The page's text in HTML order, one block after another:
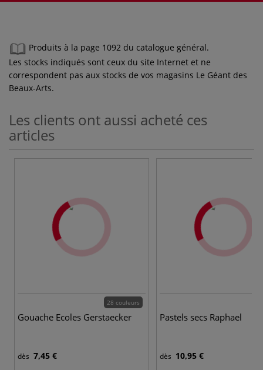
Produits à la page 1092 du catalogue général.
Les stocks indiqués sont ceux du site Internet et ne
correspondent pas aux stocks de vos magasins Le Géant des
Beaux-Arts.
Les clients ont aussi acheté ces
articles
28 couleurs
Gouache Ecoles Gerstaecker
dès 7,45 €
Pastels secs Raphael
dès 10,95 €